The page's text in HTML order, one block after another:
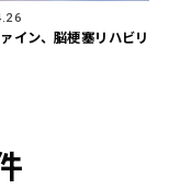
イン、脳梗塞リハビリ